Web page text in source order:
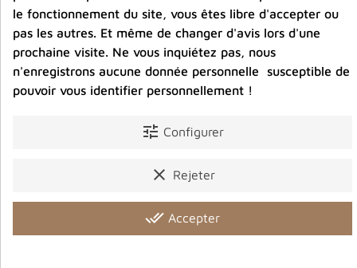
Description Détails du produit Avis clients
le fonctionnement du site, vous êtes libre d'accepter ou
pas les autres. Et même de changer d'avis lors d'une
prochaine visite. Ne vous inquiétez pas, nous
n'enregistrons aucune donnée personnelle susceptible de
pouvoir vous identifier personnellement !
tune Configurer
clear Rejeter
done_all Accepter